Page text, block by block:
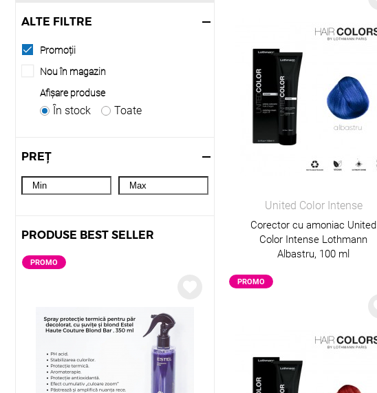
ALTE FILTRE
Promoții
Nou în magazin
Afişare produse
În stock Toate
PREȚ
PRODUSE BEST SELLER
PROMO
United Color Intense
Corector cu amoniac United
Color Intense Lothmann
Albastru, 100 ml
PROMO